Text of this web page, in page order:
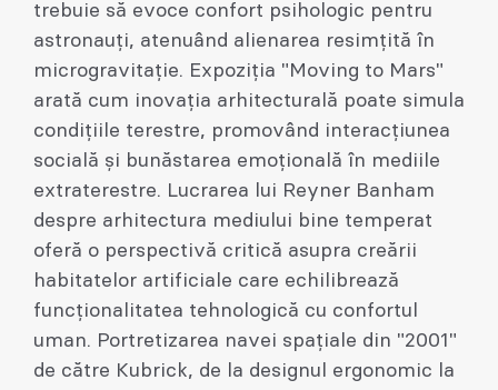
trebuie să evoce confort psihologic pentru
astronauți, atenuând alienarea resimțită în
microgravitație. Expoziția "Moving to Mars"
arată cum inovația arhitecturală poate simula
condițiile terestre, promovând interacțiunea
socială și bunăstarea emoțională în mediile
extraterestre. Lucrarea lui Reyner Banham
despre arhitectura mediului bine temperat
oferă o perspectivă critică asupra creării
habitatelor artificiale care echilibrează
funcționalitatea tehnologică cu confortul
uman. Portretizarea navei spațiale din "2001"
de către Kubrick, de la designul ergonomic la